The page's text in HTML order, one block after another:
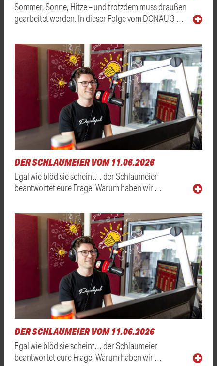
Sommer, Sonne, Hitze – und trotzdem muss draußen
gearbeitet werden. In dieser Folge vom DONAU 3 …
DER SCHLAUMEIER VOM 11.06.2026
Egal wie blöd sie scheint… der Schlaumeier
beantwortet eure Frage! Warum haben wir …
DER SCHLAUMEIER VOM 11.06.2026
Egal wie blöd sie scheint… der Schlaumeier
beantwortet eure Frage! Warum haben wir …